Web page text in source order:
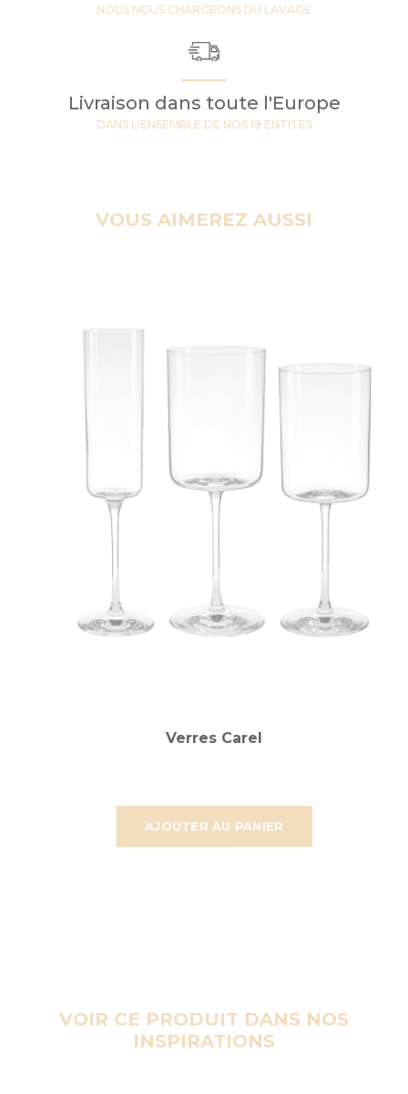
NOUS NOUS CHARGEONS DU LAVAGE
Livraison dans toute l'Europe
DANS L'ENSEMBLE DE NOS 19 ENTITES
VOUS AIMEREZ AUSSI
AJOUTER AU PANIER
Verres Carel
VOIR CE PRODUIT DANS NOS
INSPIRATIONS